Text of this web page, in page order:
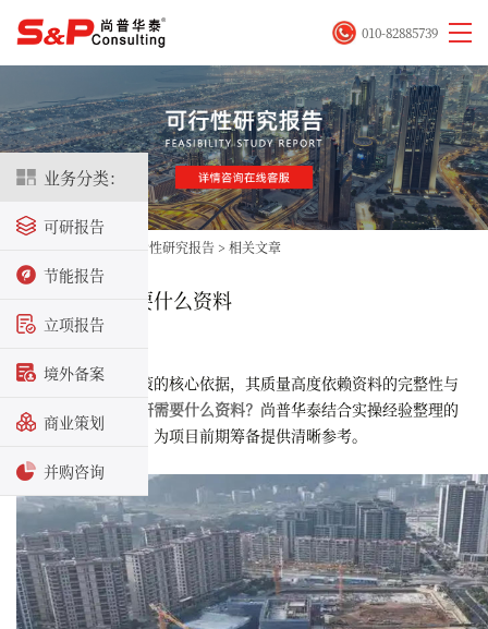
业务分类：
可研报告
节能报告
立项报告
境外备案
商业策划
并购咨询
010-82885739
可行性研究报告 > 相关文章
项目做可研需要什么资料
2025-09-19
可研是项目决策的核心依据，其质量高度依赖资料的完整性与
准确性。
项目做可研需要什么资料？ 尚普华泰结合实操经验整理的
可研所需资料清单，为项目前期筹备提供清晰参考。